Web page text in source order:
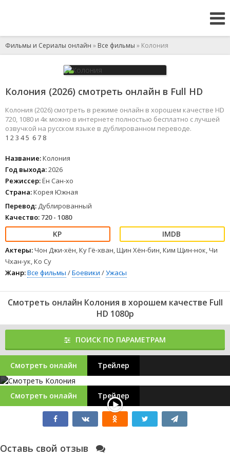
Фильмы и Сериалы онлайн » Все фильмы » Колония
Колония (2026) смотреть онлайн в Full HD
Колония (2026) смотреть в режиме онлайн в хорошем качестве HD
720, 1080 и 4к можно в интернете полностью бесплатно с лучшей
озвучкой на русском языке в дублированном переводе.
1 23 45 67 8
Название:Колония
Год выхода:2026
Режиссер:Ён Сан-хо
Страна:Корея Южная
Перевод: Дублированный
Качество: 720 - 1080
Актеры:Чон Джи-хён, Ку Гё-хван, Щин Хён-бин, Ким Щин-нок, Чи
Чхан-ук, Ко Су
Жанр:Все фильмы /Боевики /Ужасы
Смотреть онлайн Колония в хорошем качестве Full
HD 1080p
ПОИСК ПО ПАРАМЕТРАМ
Смотреть онлайн Трейлер
Смотреть онлайн Трейлер
Оставь свой отзыв